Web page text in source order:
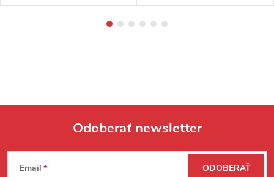
Zápätie
Odoberať newsletter
Email ODOBERAŤ